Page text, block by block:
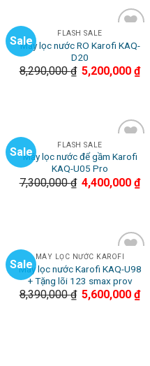
Sale
Add to
FLASH SALE
Máy lọc nước RO Karofi KAQ-
D20
8,290,000₫ 5,200,000₫
Sale
Add to
FLASH SALE
Máy lọc nước để gầm Karofi
KAQ-U05 Pro
7,300,000₫ 4,400,000₫
Sale
Add to
Wishlist
MÁY LỌC NƯỚC KAROFI
Máy lọc nước Karofi KAQ-U98
+ Tặng lõi 123 smax prov
8,390,000₫ 5,600,000₫